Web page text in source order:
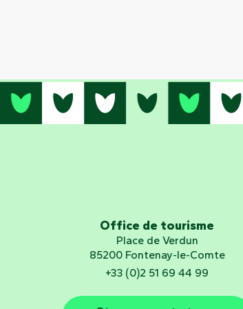
Office de tourisme
Place de Verdun
85200 Fontenay-le-Comte
+33 (0)2 51 69 44 99